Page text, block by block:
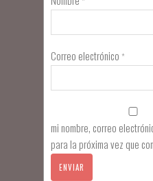
Correo electrónico *
mi nombre, correo
para la próxima vez que